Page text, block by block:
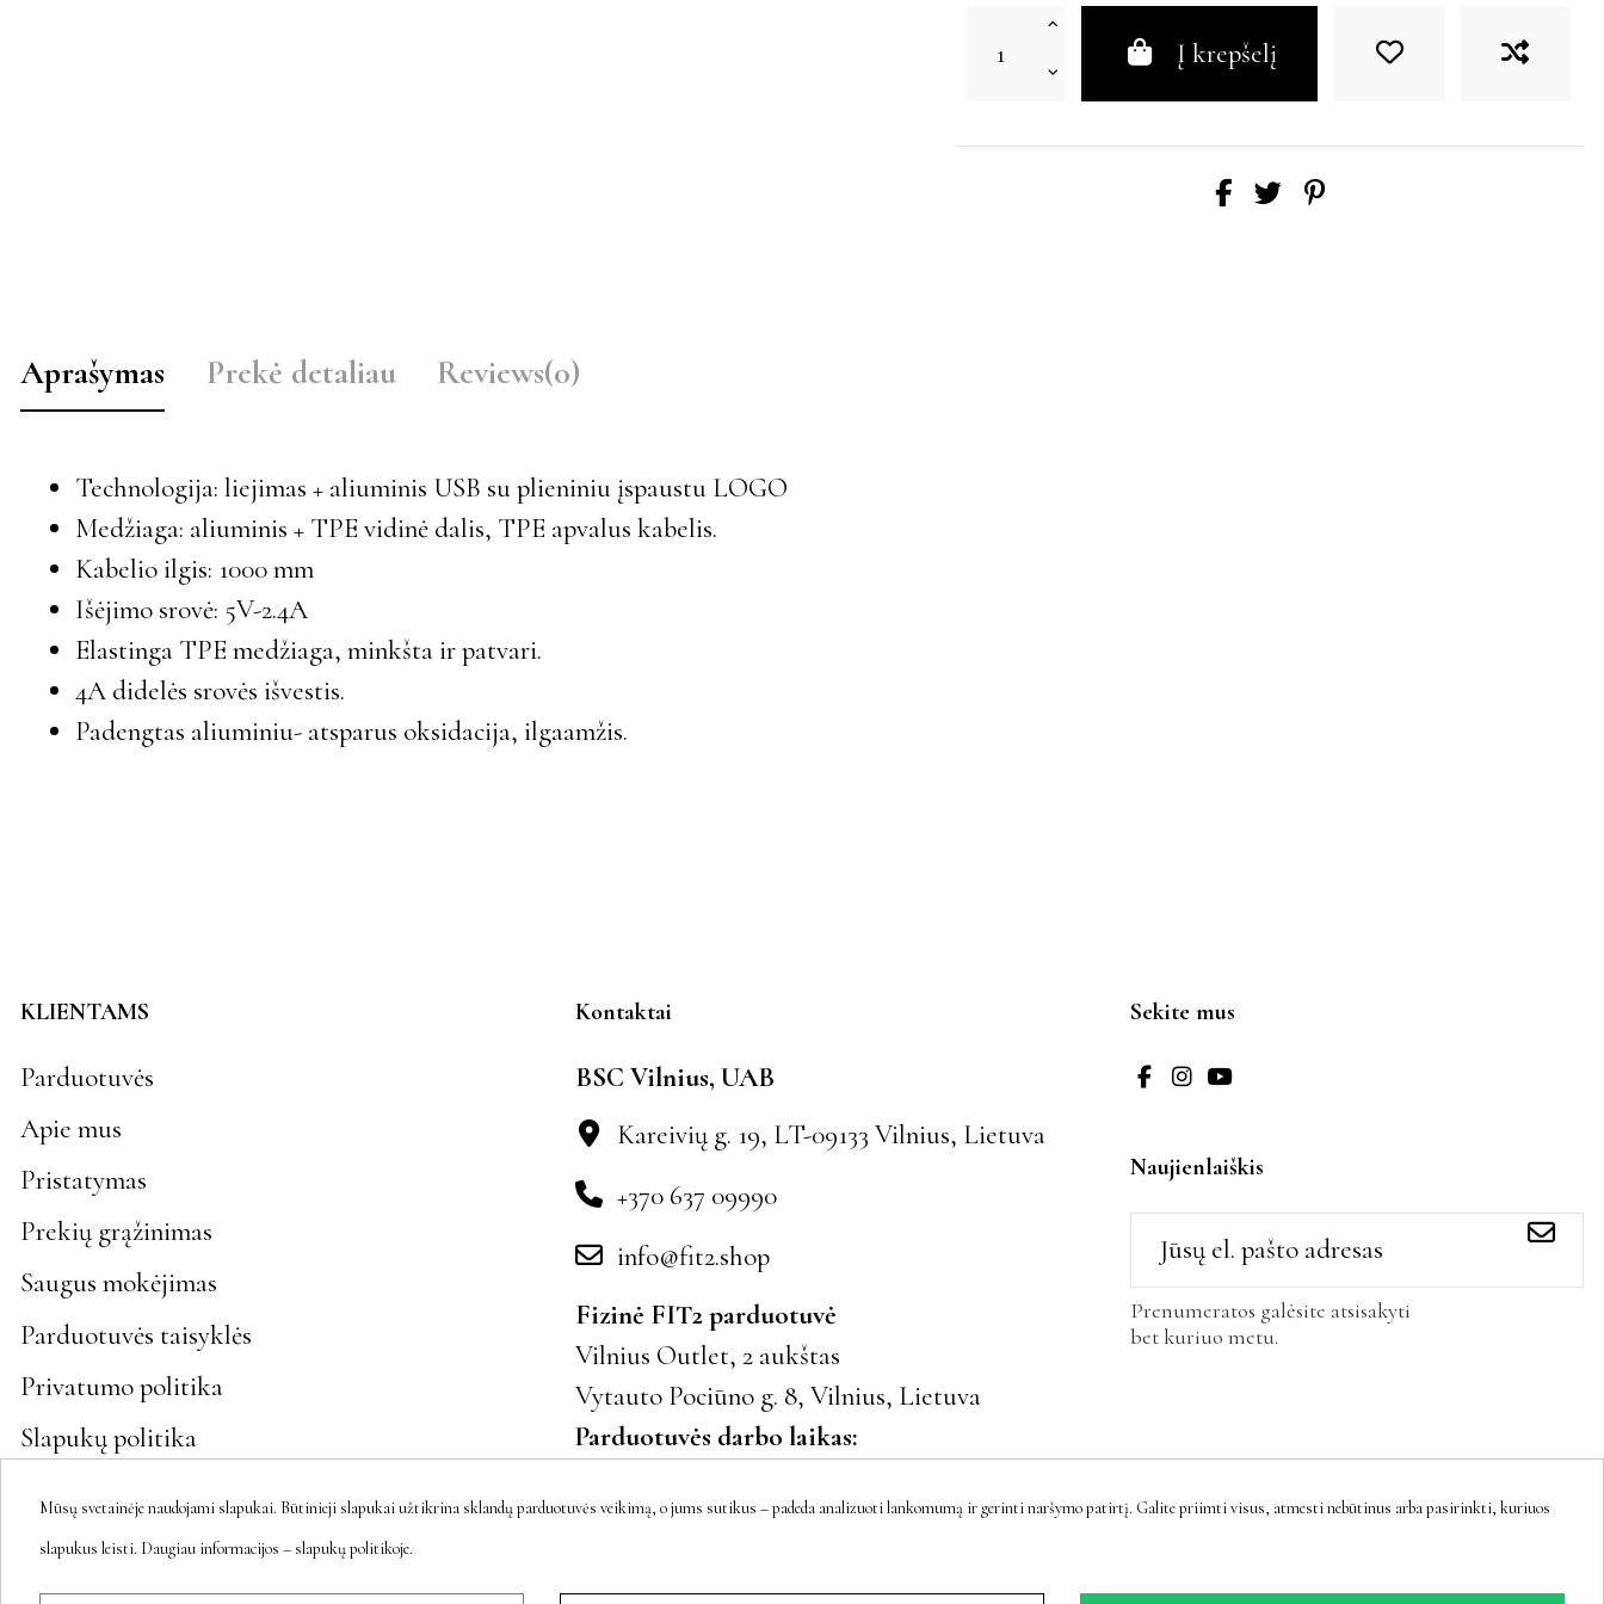
Į krepšelį
Aprašymas Prekė detaliau Reviews(0)
Technologija: liejimas + aliuminis USB su plieniniu įspaustu LOGO
Medžiaga: aliuminis + TPE vidinė dalis, TPE apvalus kabelis.
Kabelio ilgis: 1000 mm
Išėjimo srovė: 5V-2.4A
Elastinga TPE medžiaga, minkšta ir patvari.
4A didelės srovės išvestis.
Padengtas aliuminiu- atsparus oksidacija, ilgaamžis.
KLIENTAMS
Parduotuvės
Apie mus
Pristatymas
Prekių grąžinimas
Saugus mokėjimas
Parduotuvės taisyklės
Privatumo politika
Slapukų politika
Kontaktai
BSC Vilnius, UAB
Kareivių g. 19, LT-09133 Vilnius, Lietuva
+370 637 09990
info@fit2.shop
Fizinė FIT2 parduotuvė
Vilnius Outlet, 2 aukštas
Vytauto Pociūno g. 8, Vilnius, Lietuva
Parduotuvės darbo laikas:
Sekite mus
Naujienlaiškis
Prenumeratos galėsite atsisakyti
bet kuriuo metu.
Mūsų svetainėje naudojami slapukai. Būtinieji slapukai užtikrina sklandų parduotuvės veikimą, o jums sutikus – padeda analizuoti lankomumą ir gerinti naršymo patirtį. Galite priimti visus, atmesti nebūtinus arba pasirinkti, kuriuos
slapukus leisti. Daugiau informacijos – slapukų politikoje.